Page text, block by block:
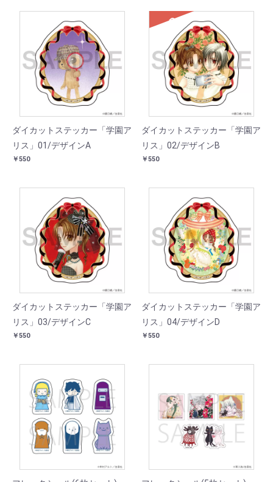
ダイカットステッカー「学園ア
リス」01/デザインA
￥550
SOLD
ダイカットステッカー「学園ア
リス」02/デザインB
￥550
ダイカットステッカー「学園ア
リス」03/デザインC
￥550
ダイカットステッカー「学園ア
リス」04/デザインD
￥550